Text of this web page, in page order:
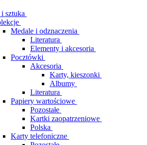
sztuka
Medale i odznaczenia
Literatura
Elementy i akcesoria
Pocztówki
Akcesoria
Karty, kieszonki
Albumy
Literatura
Papiery wartościowe
Pozostałe
Kartki zaopatrzeniowe
Polska
Karty telefoniczne